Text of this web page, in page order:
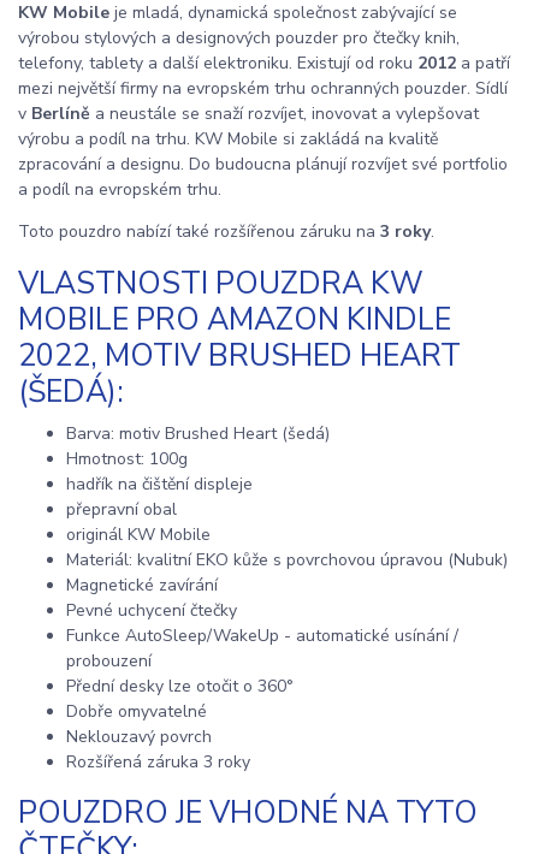
KW Mobile je mladá, dynamická společnost zabývající se
výrobou stylových a designových pouzder pro čtečky knih,
telefony, tablety a další elektroniku. Existují od roku 2012 a patří
mezi největší firmy na evropském trhu ochranných pouzder. Sídlí
v Berlíně a neustále se snaží rozvíjet, inovovat a vylepšovat
výrobu a podíl na trhu. KW Mobile si zakládá na kvalitě
zpracování a designu. Do budoucna plánují rozvíjet své portfolio
a podíl na evropském trhu.
Toto pouzdro nabízí také rozšířenou záruku na 3 roky.
VLASTNOSTI POUZDRA KW
MOBILE PRO AMAZON KINDLE
2022, MOTIV BRUSHED HEART
(ŠEDÁ):
Barva: motiv Brushed Heart (šedá)
Hmotnost: 100g
hadřík na čištění displeje
přepravní obal
originál KW Mobile
Materiál: kvalitní EKO kůže s povrchovou úpravou (Nubuk)
Magnetické zavírání
Pevné uchycení čtečky
Funkce AutoSleep/WakeUp - automatické usínání /
probouzení
Přední desky lze otočit o 360°
Dobře omyvatelné
Neklouzavý povrch
Rozšířená záruka 3 roky
POUZDRO JE VHODNÉ NA TYTO